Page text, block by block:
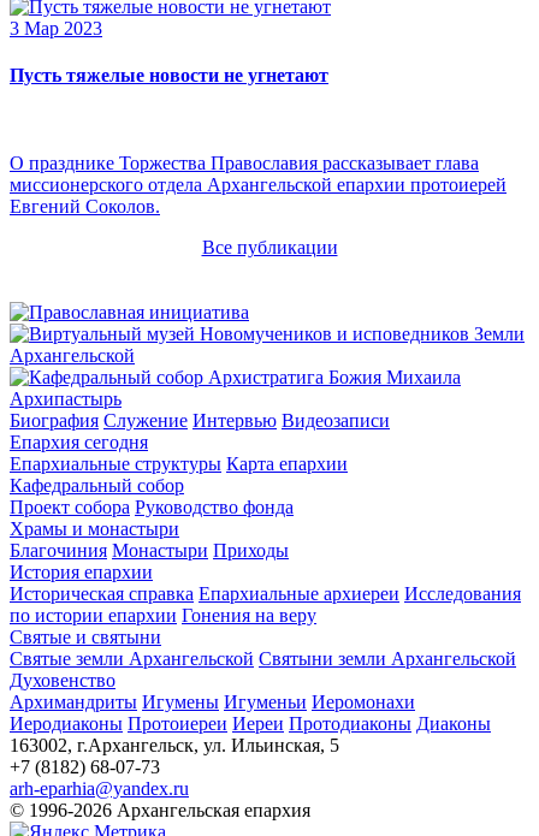
3 Мар 2023
Пусть тяжелые новости не угнетают
О празднике Торжества Православия рассказывает глава
миссионерского отдела Архангельской епархии протоиерей
Евгений Соколов.
Все публикации
Архипастырь
Биография Служение Интервью Видеозаписи
Епархия сегодня
Епархиальные структуры Карта епархии
Кафедральный собор
Проект собора Руководство фонда
Храмы и монастыри
Благочиния Монастыри Приходы
История епархии
Историческая справка Епархиальные архиереи Исследования
по истории епархии Гонения на веру
Святые и святыни
Святые земли Архангельской Святыни земли Архангельской
Духовенство
Архимандриты Игумены Игуменьи Иеромонахи
Иеродиаконы Протоиереи Иереи Протодиаконы Диаконы
163002, г.Архангельск, ул. Ильинская, 5
+7 (8182) 68-07-73
arh-eparhia@yandex.ru
© 1996-2026 Архангельская епархия